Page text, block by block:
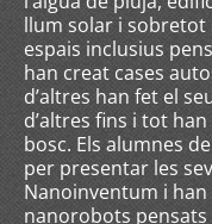
llum solar i sobretot
espais inclusius
han creat cases
d’altres han fet el
d’altres fins i tot
bosc. Els alumnes
per presentar les
Nanoinventum i
nanorobots